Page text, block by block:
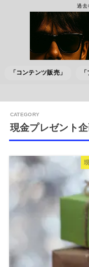
過去
「コンテンツ販売」
現金プレゼント